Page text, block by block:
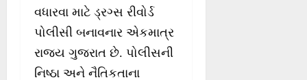
વધારવા માટે ડ્રગ્સ રીવોર્ડ
પોલીસી બનાવનાર એકમાત્ર
રાજ્ય ગુજરાત છે. પોલીસની
નિષ્ઠા અને નૈતિકતાના